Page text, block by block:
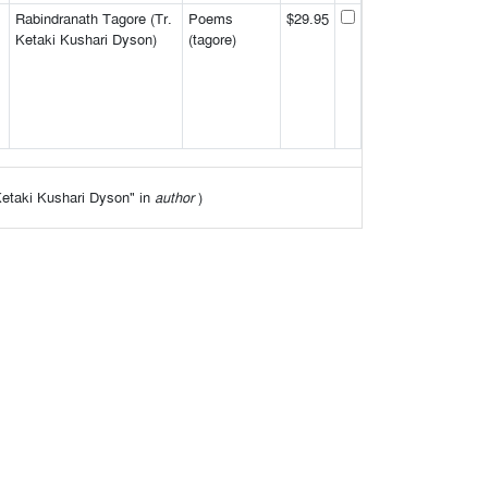
Rabindranath Tagore (Tr.
Ketaki Kushari Dyson)
Poems
(tagore)
$29.95
Kushari Dyson" in author)